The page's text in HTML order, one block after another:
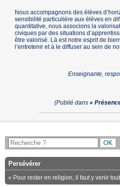
Nous accompagnons des élèves
sensibilité particulière aux élèves en
quantitative, nous associons la
civiques par des situations
être valorisé. Là est notre esprit de
l’entretenir et à le diffuser au sein de
Enseignante,
(Publié dans «
Persévérer
« Pour rester en religion, il faut y venir